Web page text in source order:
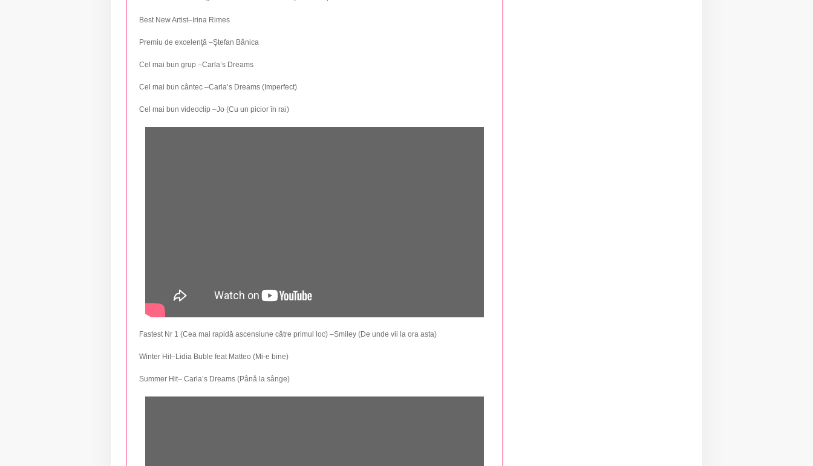
Best New Artist–Irina Rimes
Premiu de excelenţă –Ştefan Bănica
Cel mai bun grup –Carla’s Dreams
Cel mai bun cântec –Carla’s Dreams (Imperfect)
Cel mai bun videoclip –Jo (Cu un picior în rai)
Fastest Nr 1 (Cea mai rapidă ascensiune către primul loc) –Smiley (De unde vii la ora asta)
Winter Hit–Lidia Buble feat Matteo (Mi-e bine)
Summer Hit– Carla’s Dreams (Până la sânge)